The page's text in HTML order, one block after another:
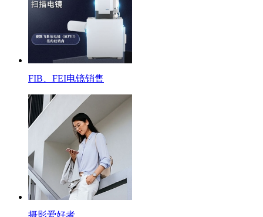
FIB、FEI电镜销售
摄影爱好者